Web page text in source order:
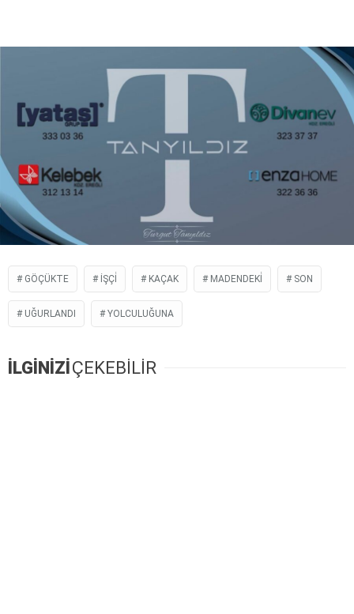
GÖÇÜKTE İŞÇİ KAÇAK MADENDEKİ SON
UĞURLANDI YOLCULUĞUNA
İLGİNİZİÇEKEBİLİR